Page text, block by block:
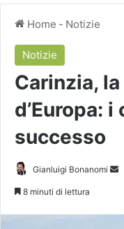
Home - Notizie
Notizie
Carinzia,
d’Europa:
successo
Gianluigi Bonanomi
8 minuti di lettura